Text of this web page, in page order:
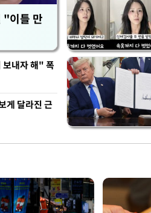
"이틀 만
보내자 해" 폭
게 달라진 근